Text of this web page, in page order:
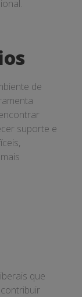
de
suporte e
que